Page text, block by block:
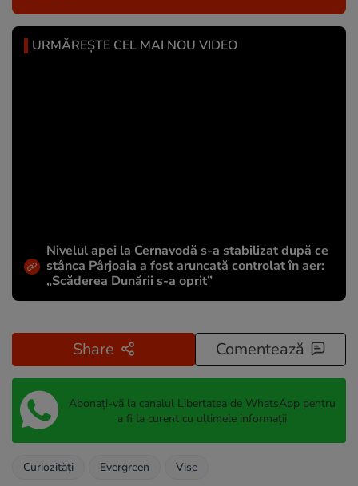
URMĂREȘTE CEL MAI NOU VIDEO
Nivelul apei la Cernavodă s-a stabilizat după ce
stânca Pârjoaia a fost aruncată controlat în aer:
„Scăderea Dunării s-a oprit”
Share Comentează
Abonați-vă la canalul Libertatea de WhatsApp pentru
a fi la curent cu ultimele informații
Curiozități Evergreen Vise